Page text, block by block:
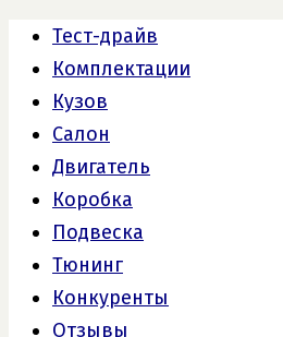
Тест-драйв
Комплектации
Кузов
Салон
Двигатель
Коробка
Подвеска
Тюнинг
Конкуренты
Отзывы